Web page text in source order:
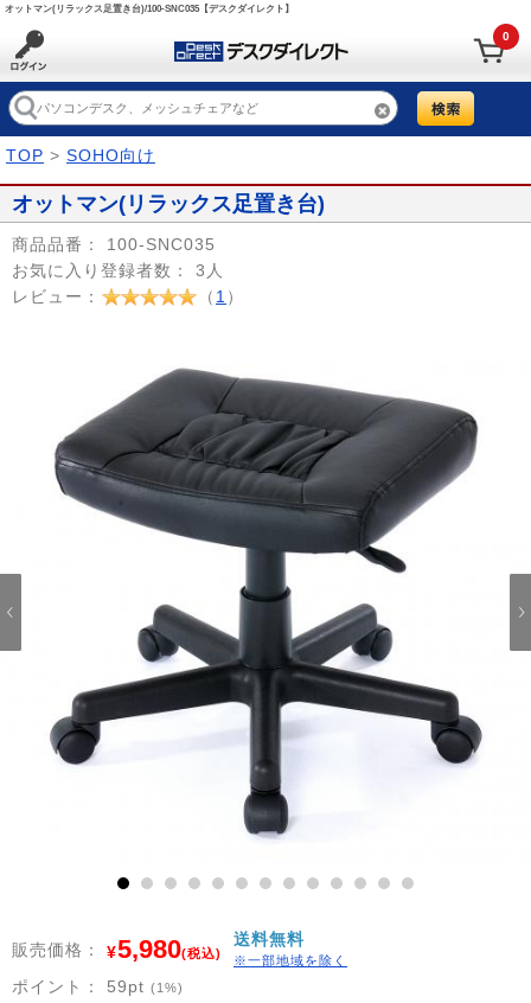
オットマン(リラックス足置き台)/100-SNC035【デスクダイレクト】
0
TOP > SOHO向け
オットマン(リラックス足置き台)
商品品番：
100-SNC035
お気に入り登録者数：
3人
レビュー：
（ 1 ）
10 11 12
販売価格： ¥5,980(税込)
送料無料
※一部地域を除く
ポイント： 59pt (1%)